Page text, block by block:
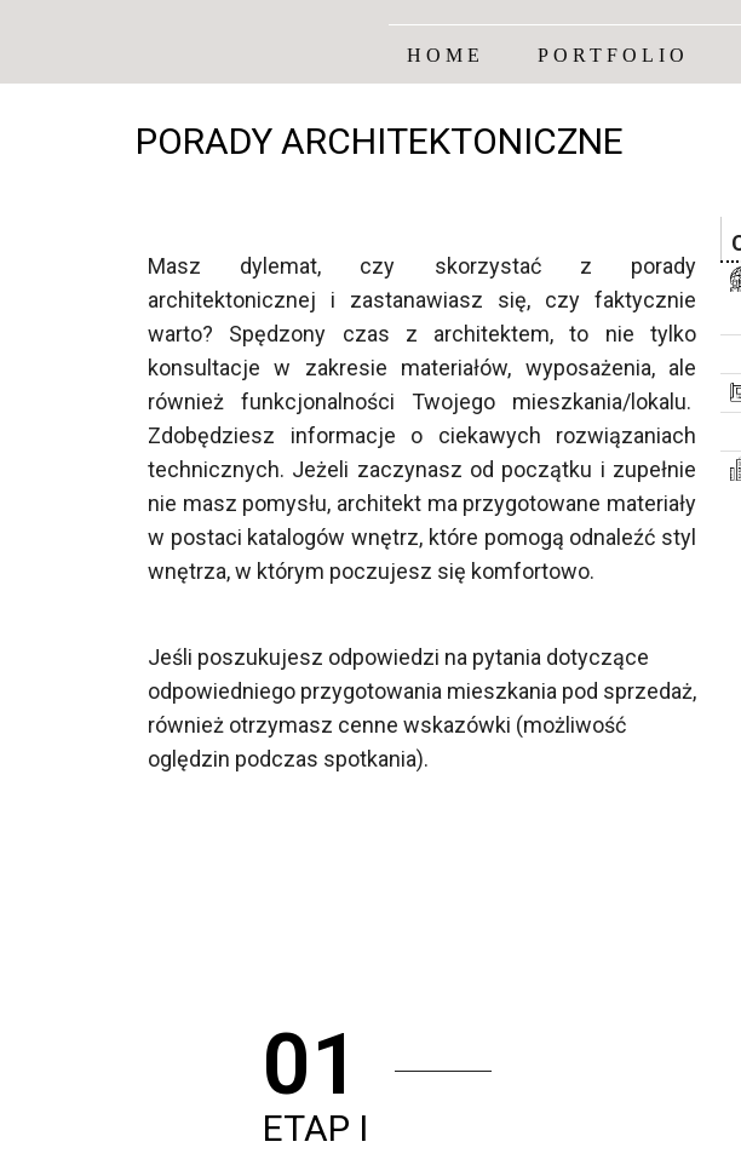
HOME PORTFOLIO
PORADY ARCHITEKTONICZNE
Masz dylemat, czy skorzystać z porady
architektonicznej i zastanawiasz się, czy faktycznie
warto? Spędzony czas z architektem, to nie tylko
konsultacje w zakresie materiałów, wyposażenia, ale
również funkcjonalności Twojego mieszkania/lokalu.
Zdobędziesz informacje o ciekawych rozwiązaniach
technicznych. Jeżeli zaczynasz od początku i zupełnie
nie masz pomysłu, architekt ma przygotowane materiały
w postaci katalogów wnętrz, które pomogą odnaleźć styl
wnętrza, w którym poczujesz się komfortowo.
Jeśli poszukujesz odpowiedzi na pytania dotyczące
odpowiedniego przygotowania mieszkania pod sprzedaż,
również otrzymasz cenne wskazówki (możliwość
oględzin podczas spotkania).
01
ETAP I